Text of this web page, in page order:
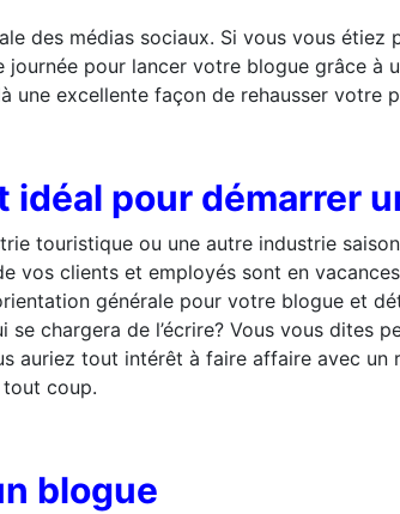
des médias sociaux. Si vous vous
pour lancer votre blogue grâce à
une excellente façon de rehausser votre
idéal pour démarrer
touristique ou une autre industrie
vos clients et employés sont en
générale pour votre blogue et
se chargera de l’écrire? Vous vous dites
auriez tout intérêt à faire affaire avec
coup.
blogue